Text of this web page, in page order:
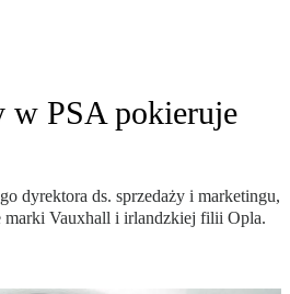
w PSA pokieruje
dyrektora ds. sprzedaży i marketingu,
marki Vauxhall i irlandzkiej filii Opla.